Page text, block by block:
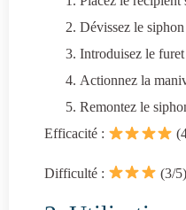
Dévissez le
Introduisez le
Actionnez la
Remontez le
Efficacité :
Difficulté : (3/5)